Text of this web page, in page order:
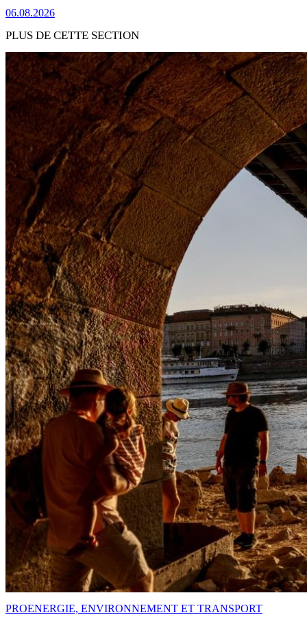
06.08.2026
PLUS DE CETTE SECTION
PROENERGIE, ENVIRONNEMENT ET TRANSPORT